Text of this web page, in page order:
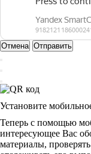
Отмена Отправить
Установите
Теперь с помощью
интересующее Вас
материалы,